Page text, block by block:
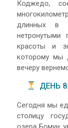
Коджедо,
длинных в
нетронутыми
красоты и
которому мы
вечеру
ДЕНЬ
Сегодня мы
столицу